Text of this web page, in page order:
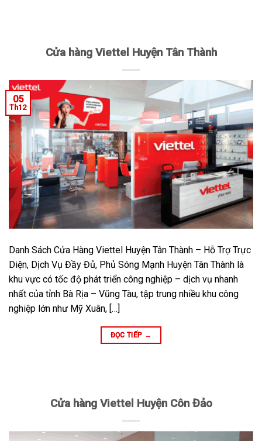
Cửa hàng Viettel Huyện Tân Thành
05
Th12
Danh Sách Cửa Hàng Viettel Huyện Tân Thành – Hỗ Trợ Trực
Diện, Dịch Vụ Đầy Đủ, Phủ Sóng Mạnh Huyện Tân Thành là
khu vực có tốc độ phát triển công nghiệp – dịch vụ nhanh
nhất của tỉnh Bà Rịa – Vũng Tàu, tập trung nhiều khu công
nghiệp lớn như Mỹ Xuân, […]
ĐỌC TIẾP →
Cửa hàng Viettel Huyện Côn Đảo